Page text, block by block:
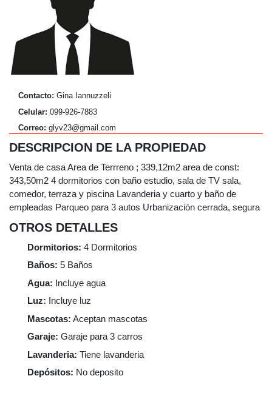
Contacto: Gina Iannuzzeli
Celular: 099-926-7883
Correo: glyv23@gmail.com
DESCRIPCION DE LA PROPIEDAD
Venta de casa Area de Terrreno ; 339,12m2 area de const:
343,50m2 4 dormitorios con baño estudio, sala de TV sala,
comedor, terraza y piscina Lavanderia y cuarto y baño de
empleadas Parqueo para 3 autos Urbanización cerrada, segura
OTROS DETALLES
Dormitorios: 4 Dormitorios
Baños: 5 Baños
Agua: Incluye agua
Luz: Incluye luz
Mascotas: Aceptan mascotas
Garaje: Garaje para 3 carros
Lavanderia: Tiene lavanderia
Depósitos: No deposito